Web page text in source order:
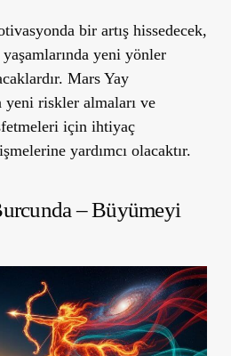
bir artış hissedecek,
yeni yönler
Mars Yay
yeni riskler almaları ve
için ihtiyaç
yardımcı olacaktır.
– Büyümeyi